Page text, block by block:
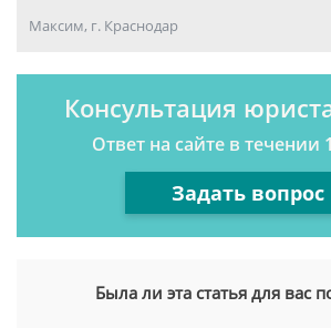
Максим, г. Краснодар
Консультация
Ответ на сайте в течении
Задать вопрос
Была ли эта статья для вас